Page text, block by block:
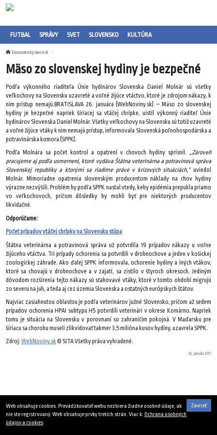
FUTBAL SPRÁVY SVET SLOVENSKO KULTÚRA
Ekonomický denník
Mäso zo slovenskej hydiny je bezpečné
Podľa výkonného riaditeľa Únie hydinárov Slovenska Daniel Molnár sú všetky
veľkochovy na Slovensku uzavreté a voľné žijúce vtáctvo, ktoré je zdrojom nákazy, k
nim prístup nemajú.BRATISLAVA 26. januára (WebNoviny.sk) – Mäso zo slovenskej
hydiny je bezpečné napriek šíriacej sa vtáčej chrípke, uistil výkonný riaditeľ Únie
hydinárov Slovenska Daniel Molnár. Všetky veľkochovy na Slovensku sú totiž uzavreté
a voľné žijúce vtáky k nim nemajú prístup, informovala Slovenská poľnohospodárska a
potravinárska komora (SPPK).
Podľa Molnára sa počet kontrol a opatrení v chovoch hydiny sprísnil. „Zároveň
pracujeme aj podľa usmernení, ktoré vydáva Štátna veterinárna a potravinová správa
Slovenskej republiky a ktorými sa riadime práve v krízových situáciách,“uviedol
Molnár. Mimoriadne opatrenia slovenským producentom náklady na chov hydiny
výrazne nezvýšili. Problém by podľa SPPK nastal vtedy, keby epidémia prepukla priamo
vo veľkochovoch, pričom dôsledky by mohli byť pre niektorých producentov
likvidačné.
Odporúčame:
Počet prípadov vtáčej chrípky na Slovensku stúpa
Štátna veterinárna a potravinová správa už potvrdila 19 prípadov nákazy u voľne
žijúceho vtáctva. Tri prípady ochorenia sa potvrdili v drobnochove a jeden v košickej
zoologickej záhrade. Ako ďalej SPPK informovala, ochorenie hydiny a iných vtákov,
ktoré sa chovajú v drobnochove a v zajatí, sa zistilo v štyroch okresoch. Jediným
dôvodom rozšírenia tejto nákazy sú sťahovavé vtáky, ktoré v tomto období migrujú
zo severu na juh, a teda aj cez územia Slovenska a ostatných európskych štátov.
Najviac zasiahnutou oblasťou je podľa veterinárov južné Slovensko, pričom až sedem
prípadov ochorenia HPAI subtypu H5 potvrdili veterinári v okrese Komárno. Napriek
tomu je situácia na Slovensku v porovnaní so zahraničím pokojná. V Maďarsku pre
šíriacu sa chorobu museli zlikvidovať takmer 3,5 milióna kusov hydiny, uzavrela SPPK.
Zdroj: WebNoviny.sk© SITA Všetky práva vyhradené.
26. januára 2017
Zavrieť
Web obsahuje cookies. Prevádzkovateľ webu nezbiera žiadne osobné údaje, ak
nie ste registrovaný. Web obsahuje prvky tretích strán. Viac k: Ochrana osobných
údajov a cookies